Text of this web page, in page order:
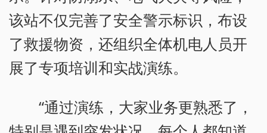
该站不仅完善了安全警示标识，布设
了救援物资，还组织全体机电人员开
展了专项培训和实战演练。
“通过演练，大家业务更熟悉了，